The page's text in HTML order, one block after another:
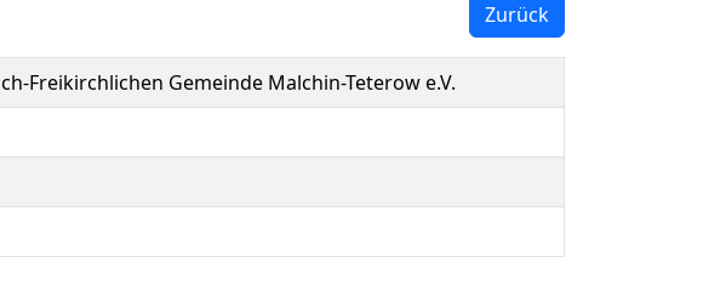
Zurück
Freikirchlichen Gemeinde Malchin-Teterow e.V.